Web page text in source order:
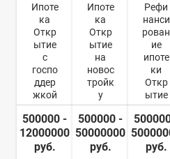
Ипоте
ка
Откр
ытие
с
госпо
ддер
жкой
500000 -
12000000
руб.
Ипоте
ка
Откр
ытие
на
новос
тройк
у
500000 -
50000000
руб.
Рефи
нанси
рован
ие
ипоте
ки
Откр
ытие
руб.